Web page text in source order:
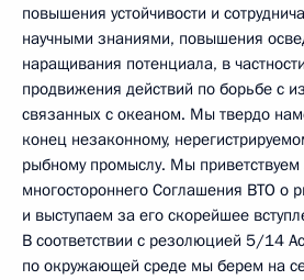
повышения устойчивости и
научными знаниями, повышения
наращивания потенциала, в
продвижения действий по борьбе с
связанных с океаном. Мы твердо
конец незаконному,
рыбному промыслу. Мы
многостороннего Соглашения ВТО о
и выступаем за его скорейшее
В соответствии с резолюцией 5/14
по окружающей среде мы берем на